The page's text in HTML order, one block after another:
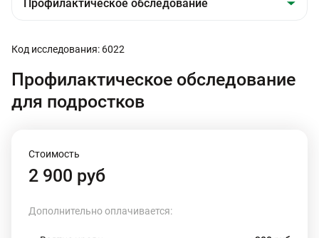
Код исследования: 6022
Профилактическое обследование
для подростков
Стоимость
2 900 руб
Дополнительно оплачивается: